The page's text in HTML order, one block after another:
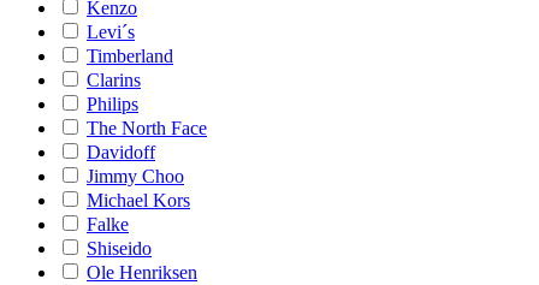
Kenzo
Levi´s
Timberland
Clarins
Philips
The North Face
Davidoff
Jimmy Choo
Michael Kors
Falke
Shiseido
Ole Henriksen